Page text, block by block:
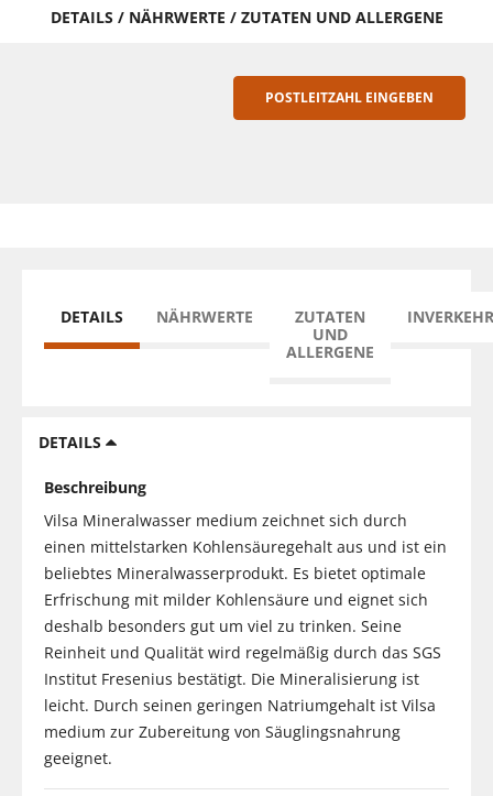
DETAILS / NÄHRWERTE / ZUTATEN UND ALLERGENE
POSTLEITZAHL EINGEBEN
DETAILS NÄHRWERTE
ZUTATEN
UND
ALLERGENE
DETAILS
Beschreibung
Vilsa Mineralwasser medium zeichnet sich durch
einen mittelstarken Kohlensäuregehalt aus und ist ein
beliebtes Mineralwasserprodukt. Es bietet optimale
Erfrischung mit milder Kohlensäure und eignet sich
deshalb besonders gut um viel zu trinken. Seine
Reinheit und Qualität wird regelmäßig durch das SGS
Institut Fresenius bestätigt. Die Mineralisierung ist
leicht. Durch seinen geringen Natriumgehalt ist Vilsa
medium zur Zubereitung von Säuglingsnahrung
geeignet.